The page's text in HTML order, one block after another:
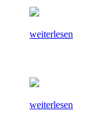
weiterlesen
weiterlesen